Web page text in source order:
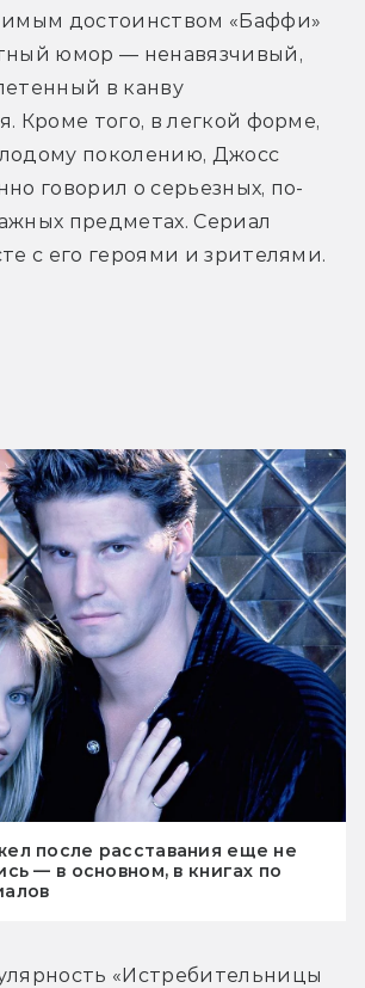
достоинством «Баффи»
юмор — ненавязчивый,
в канву
Кроме того, в легкой форме,
поколению, Джосс
говорил о серьезных, по-
предметах. Сериал
с его героями и зрителями.
после расставания еще не
— в основном, в книгах по
«Истребительницы